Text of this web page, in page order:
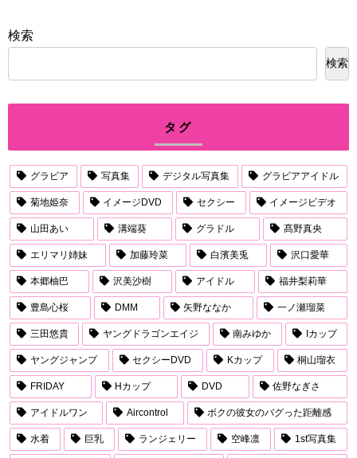
検索
検索
タグ
グラビア 写真集 デジタル写真集 グラビアアイドル
菊地姫奈 イメージDVD セクシー イメージビデオ
山田あい 溝端葵 グラドル 髙野真央
エリマリ姉妹 加藤玲菜 白濱美兎 沢口愛華
本郷柚巴 沢美沙樹 アイドル 福井梨莉華
豊島心桜 DMM 矢野ななか 一ノ瀬瑠菜
三田悠貴 ヤングドラゴンエイジ 南みゆか Iカップ
ヤングジャンプ セクシーDVD Kカップ 桐山瑠衣
FRIDAY Hカップ DVD 佐野なぎさ
アイドルワン Aircontrol ボクの彼女のバグった距離感
水着 巨乳 ランジェリー 空峰凛 1st写真集